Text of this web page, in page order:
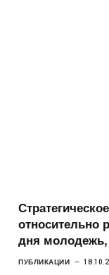
относительно
дня молодежь,
ПУБЛИКАЦИИ